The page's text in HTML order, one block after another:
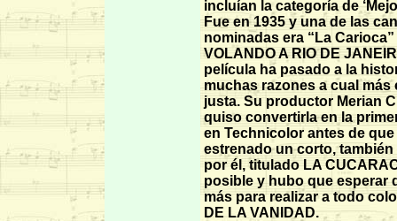
incluían la categoría de
Fue en 1935 y una de las
nominadas era “La Carioca”
VOLANDO A RIO DE
película ha pasado a la
muchas razones a cual más
justa. Su productor Merian
quiso convertirla en la
en Technicolor antes de
estrenado un corto,
por él, titulado LA
posible y hubo que esperar
más para realizar a todo
DE LA VANIDAD.